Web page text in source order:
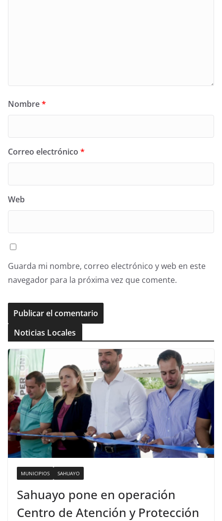
Nombre*
Correo electrónico *
Web
Guarda mi nombre, correo electrónico y web en este
navegador para la próxima vez que comente.
Noticias Locales
MUNICIPIOS SAHUAYO
Sahuayo pone en operación
Centro de Atención y Protección